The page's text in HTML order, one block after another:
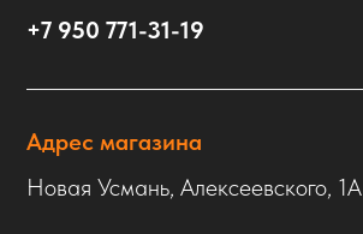
+7 950 771-31-19
Адрес магазина
Новая Усмань, Алексеевского, 1А